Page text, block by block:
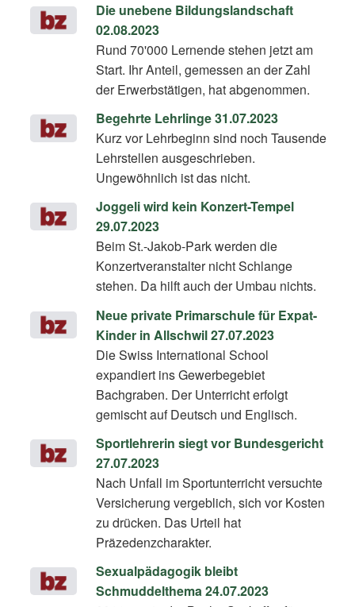
Die unebene Bildungslandschaft
02.08.2023
Rund 70'000 Lernende stehen jetzt am
Start. Ihr Anteil, gemessen an der Zahl
der Erwerbstätigen, hat abgenommen.
Begehrte Lehrlinge 31.07.2023
Kurz vor Lehrbeginn sind noch Tausende
Lehrstellen ausgeschrieben.
Ungewöhnlich ist das nicht.
Joggeli wird kein Konzert-Tempel
29.07.2023
Beim St.-Jakob-Park werden die
Konzertveranstalter nicht Schlange
stehen. Da hilft auch der Umbau nichts.
Neue private Primarschule für Expat-
Kinder in Allschwil 27.07.2023
Die Swiss International School
expandiert ins Gewerbegebiet
Bachgraben. Der Unterricht erfolgt
gemischt auf Deutsch und Englisch.
Sportlehrerin siegt vor Bundesgericht
27.07.2023
Nach Unfall im Sportunterricht versuchte
Versicherung vergeblich, sich vor Kosten
zu drücken. Das Urteil hat
Präzedenzcharakter.
Sexualpädagogik bleibt
Schmuddelthema 24.07.2023